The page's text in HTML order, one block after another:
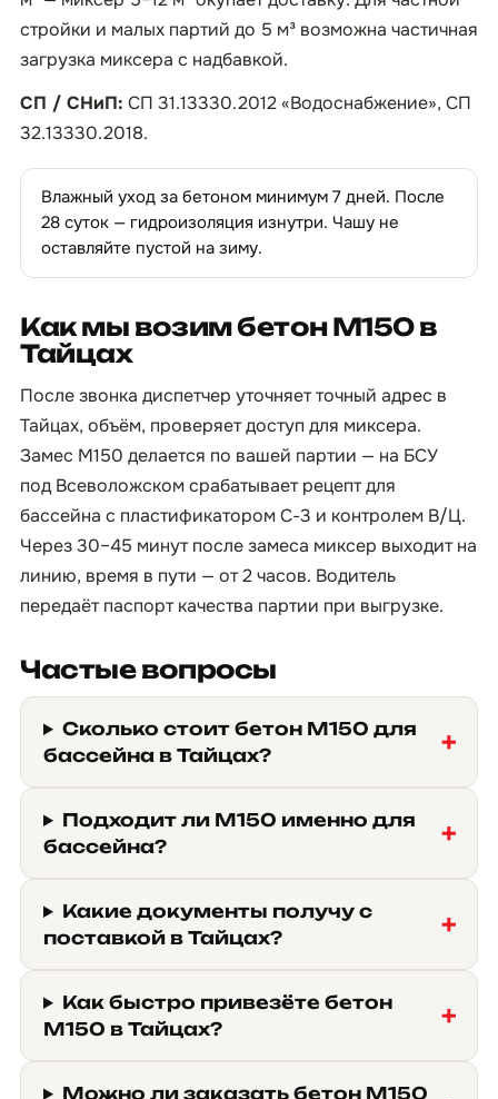
стройки и малых партий до 5 м³ возможна частичная
загрузка миксера с надбавкой.
СП / СНиП: СП 31.13330.2012 «Водоснабжение», СП
32.13330.2018.
Влажный уход за бетоном минимум 7 дней. После
28 суток — гидроизоляция изнутри. Чашу не
оставляйте пустой на зиму.
Как мы возим бетон М150 в
Тайцах
После звонка диспетчер уточняет точный адрес в
Тайцах, объём, проверяет доступ для миксера.
Замес М150 делается по вашей партии — на БСУ
под Всеволожском срабатывает рецепт для
бассейна с пластификатором С-3 и контролем В/Ц.
Через 30–45 минут после замеса миксер выходит на
линию, время в пути — от 2 часов. Водитель
передаёт паспорт качества партии при выгрузке.
Частые вопросы
Сколько стоит бетон М150 для
бассейна в Тайцах?
Подходит ли М150 именно для
бассейна?
Какие документы получу с
поставкой в Тайцах?
Как быстро привезёте бетон
М150 в Тайцах?
Можно ли заказать бетон М150